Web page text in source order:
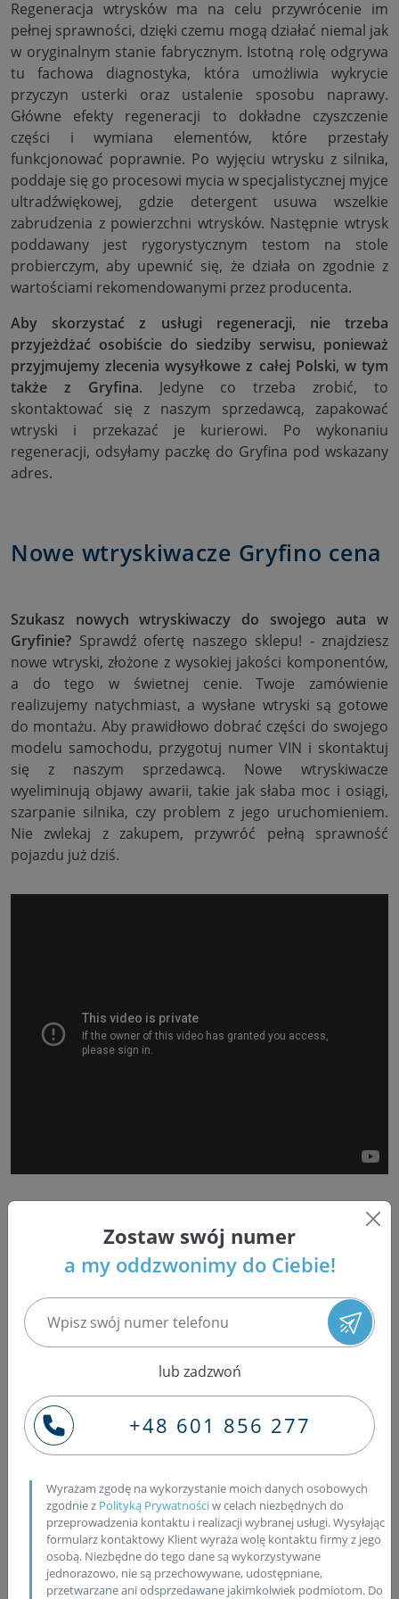
Regeneracja wtrysków ma na celu przywrócenie im
pełnej sprawności, dzięki czemu mogą działać niemal jak
w oryginalnym stanie fabrycznym. Istotną rolę odgrywa
tu fachowa diagnostyka, która umożliwia wykrycie
przyczyn usterki oraz ustalenie sposobu naprawy.
Główne efekty regeneracji to dokładne czyszczenie
części i wymiana elementów, które przestały
funkcjonować poprawnie. Po wyjęciu wtrysku z silnika,
poddaje się go procesowi mycia w specjalistycznej myjce
ultradźwiękowej, gdzie detergent usuwa wszelkie
zabrudzenia z powierzchni wtrysków. Następnie wtrysk
poddawany jest rygorystycznym testom na stole
probierczym, aby upewnić się, że działa on zgodnie z
wartościami rekomendowanymi przez producenta.
Aby skorzystać z usługi regeneracji, nie trzeba
przyjeżdżać osobiście do siedziby serwisu, ponieważ
przyjmujemy zlecenia wysyłkowe z całej Polski, w tym
także z Gryfina. Jedyne co trzeba zrobić, to
skontaktować się z naszym sprzedawcą, zapakować
wtryski i przekazać je kurierowi. Po wykonaniu
regeneracji, odsyłamy paczkę do Gryfina pod wskazany
adres.
Nowe wtryskiwacze Gryfino cena
Szukasz nowych wtryskiwaczy do swojego auta w
Gryfinie? Sprawdź ofertę naszego sklepu! - znajdziesz
nowe wtryski, złożone z wysokiej jakości komponentów,
a do tego w świetnej cenie. Twoje zamówienie
realizujemy natychmiast, a wysłane wtryski są gotowe
do montażu. Aby prawidłowo dobrać części do swojego
modelu samochodu, przygotuj numer VIN i skontaktuj
się z naszym sprzedawcą. Nowe wtryskiwacze
wyeliminują objawy awarii, takie jak słaba moc i osiągi,
szarpanie silnika, czy problem z jego uruchomieniem.
Nie zwlekaj z zakupem, przywróć pełną sprawność
pojazdu już dziś.
Regeneracja wtryskiwaczy w
Gryfinie w województwie
zachodniopomorskim
Serdecznie zapraszamy mieszkańców Gryfina do
skorzystania z usługi regeneracji wtryskiwaczy Common
Rail firmy Bosch, Delphi, Denso i Siemens, regeneracji
pompowtryskiwaczy samochodów osobowych grupy
VAG (Volkswagen, Audi, Seat oraz Skoda), regeneracji
pompowtryskiwaczy samochodów ciężarowych oraz
pompy PLD firmy Bosch. Nasza firma, Bosch Service
Pawlik, oferuje także naprawę turbosprężarek. Nasza
pracownia wyposażona jest w nowoczesny oraz
specjalistyczny sprzęt, jak np.: EPS 200A, EPS 708 oraz
EPS 815 Cambox czy też Zapp Diesel Tech oraz CRU2.
Gniazda wtrysku są badane także pod cyfrowym
Zostaw swój numer
a my oddzwonimy do Ciebie!
lub zadzwoń
+48 601 856 277
Wyrażam zgodę na wykorzystanie moich danych osobowych
zgodnie z Polityką Prywatnościw celach niezbędnych do
przeprowadzenia kontaktu i realizacji wybranej usługi. Wysyłając
formularz kontaktowy Klient wyraża wolę kontaktu firmy z jego
osobą. Niezbędne do tego dane są wykorzystywane
jednorazowo, nie są przechowywane, udostępniane,
przetwarzane ani odsprzedawane jakimkolwiek podmiotom. Do